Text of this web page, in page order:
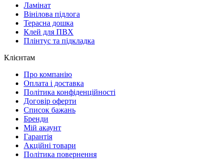
Ламінат
Вінілова підлога
Терасна дошка
Клей для ПВХ
Плінтус та підкладка
Клієнтам
Про компанію
Оплата і доставка
Політика конфіденційності
Договір оферти
Список бажань
Бренди
Мій акаунт
Гарантія
Акційні товари
Політика повернення